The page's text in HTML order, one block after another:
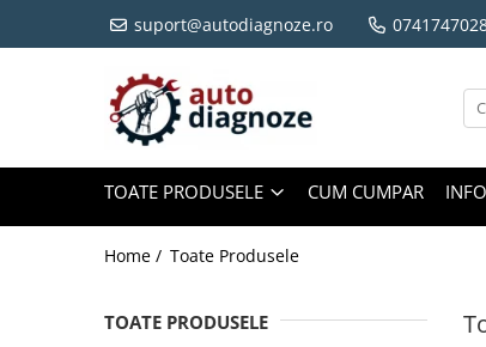
Toate Produsele
Testere Auto Dedicate
Testere Ajustare Km
Emulatoare Adblue Camioane
Programatoare
suport@autodiagnoze.ro
TOATE PRODUSELE CUM CUMPAR
Home / Toate Produsele
TOATE PRODUSELE